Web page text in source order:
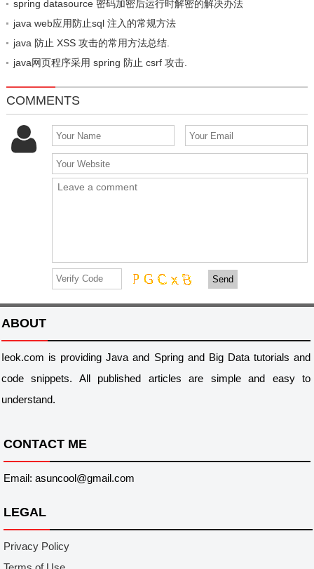
spring datasource 密码加密后运行时解密的解决办法
java web应用防止sql 注入的常规方法
java 防止 XSS 攻击的常用方法总结.
java网页程序采用 spring 防止 csrf 攻击.
COMMENTS
Send
ABOUT
Ieok.com is providing Java and Spring and Big Data tutorials and
code snippets. All published articles are simple and easy to
understand.
CONTACT ME
Email: asuncool@gmail.com
LEGAL
Privacy Policy